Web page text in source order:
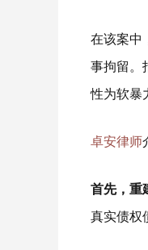
在该案中
事拘留。
性为软暴
卓安律师
首先，重
真实债权